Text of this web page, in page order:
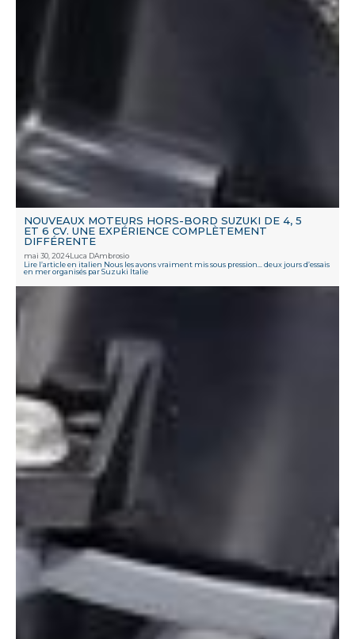
NOUVEAUX MOTEURS HORS-BORD SUZUKI DE 4, 5
ET 6 CV. UNE EXPÉRIENCE COMPLÈTEMENT
DIFFÉRENTE
mai 30, 2024Luca DAmbrosio
Lire l’article en italien Nous les avons vraiment mis sous pression… deux jours d’essais
en mer organisés par Suzuki Italie